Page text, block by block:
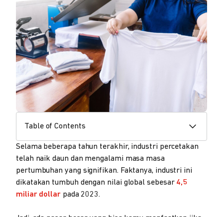
Table of Contents
Selama beberapa tahun terakhir, industri percetakan
telah naik daun dan mengalami masa masa
pertumbuhan yang signifikan. Faktanya, industri ini
dikatakan tumbuh dengan nilai global sebesar 4,5
miliar dollarpada 2023.